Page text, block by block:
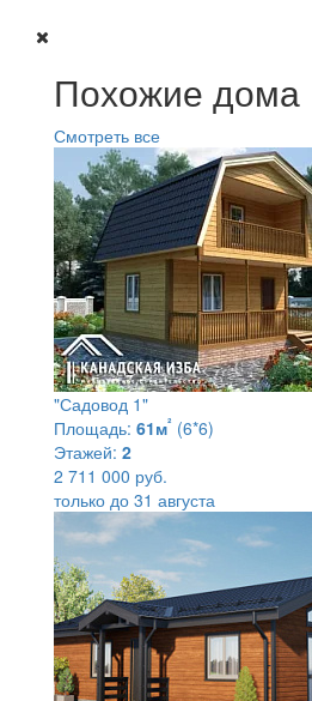
Похожие дома
Смотреть все
"Садовод 1"
Площадь: 61м² (6*6)
Этажей: 2
2 711 000 руб.
только до 31 августа